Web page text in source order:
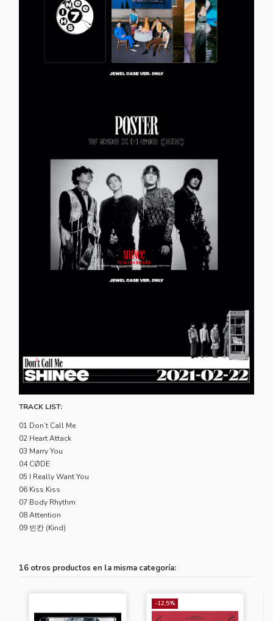
TRACK LIST:
01 Don’t Call Me
02 Heart Attack
03 Marry You
04 CØDE
05 I Really Want You
06 Kiss Kiss
07 Body Rhythm
08 Attention
09 빈칸 (Kind)
16 otros productos en la misma categoría:
-12,5%